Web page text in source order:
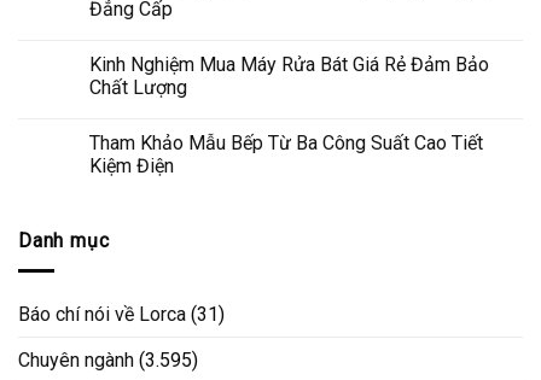
Đẳng Cấp
Kinh Nghiệm Mua Máy Rửa Bát Giá Rẻ Đảm Bảo
Chất Lượng
Tham Khảo Mẫu Bếp Từ Ba Công Suất Cao Tiết
Kiệm Điện
Danh mục
Báo chí nói về Lorca (31)
Chuyên ngành (3.595)